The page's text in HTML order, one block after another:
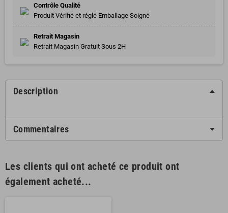
Contrôle Qualité
Produit Vérifié et réglé Emballage Soigné
Retrait Magasin
Retrait Magasin Gratuit Sous 2H
Description
Commentaires
Les clients qui ont acheté ce produit ont
également acheté...